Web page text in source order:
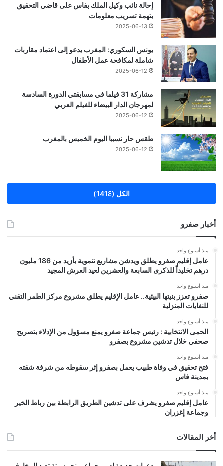
إحالة نائب وكيل الملك بفاس على قاضي التحقيق
بتهمة تسريب معلومات
2025-06-13
يونس السكوري: المغرب يدعو إلى اعتماد مقاربات
شاملة لمكافحة عمل الأطفال
2025-06-12
مشاركة 31 فيلما في مسابقتي الدورة السادسة
لمهرجان الدار البيضاء للفيلم العربي
2025-06-12
طقس حار نسبيا اليوم الخميس بالمغرب
2025-06-12
الكل (1418)
أخبار صفرو
منذ أسبوع واحد
عامل إقليم صفرو يطلق ويدشن مشاريع تنموية بأزيد من 186 مليون
درهم تخليداً للذكرى السابعة والعشرين لعيد العرش المجيد
منذ أسبوع واحد
صفرو تعزز بنيتها البيئية.. عامل الإقليم يطلق مشروع مركز الطمر التقني
للنفايات المنزلية
منذ أسبوع واحد
الحمى الانتخابية : رئيس جماعة صفرو يمنع مسؤول من الإدلاء بتصريح
صحفي خلال تدشين مشروع بصفرو
منذ أسبوع واحد
فتح تحقيق في وفاة طبيب يعمل بصفرو إثر سقوطه من شرفة شقته
بمدينة فاس
منذ أسبوع واحد
عامل إقليم صفرو يشرف على تدشين الطريق الرابطة بين رباط الخير
وجماعة إغزران
أخر المقالات